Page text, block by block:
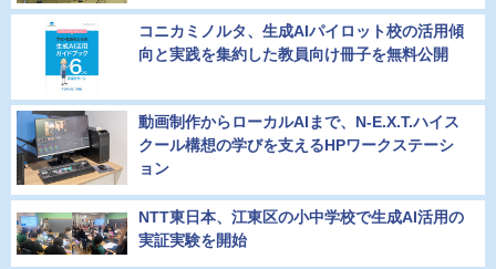
コニカミノルタ、生成AIパイロット校の活用傾
向と実践を集約した教員向け冊子を無料公開
動画制作からローカルAIまで、N-E.X.T.ハイス
クール構想の学びを支えるHPワークステーシ
ョン
NTT東日本、江東区の小中学校で生成AI活用の
実証実験を開始